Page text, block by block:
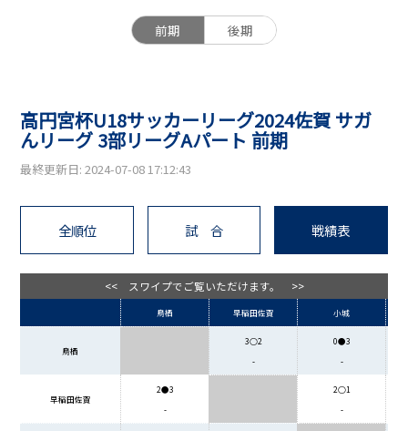
前期 後期
高円宮杯U18サッカーリーグ2024佐賀 サガ
んリーグ 3部リーグAパート 前期
最終更新日: 2024-07-08 17:12:43
全順位 試 合 戦績表
<< スワイプでご覧いただけます。 >>
鳥栖 早稲田佐賀 小城
鳥栖
3○2
-
0●3
-
早稲田佐賀
2●3
-
2○1
-